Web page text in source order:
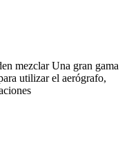
mezclar Una gran gama
utilizar el aerógrafo,